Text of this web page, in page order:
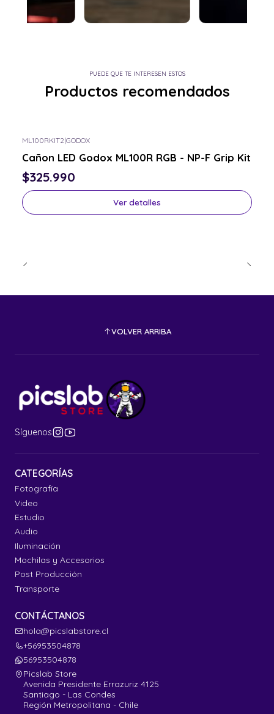
PUEDE QUE TE INTERESEN ESTOS
Productos recomendados
ML100RKIT2|GODOX
Cañon LED Godox ML100R RGB - NP-F Grip Kit
$325.990
Ver detalles
VOLVER ARRIBA
Síguenos
CATEGORÍAS
Fotografía
Video
Estudio
Audio
Iluminación
Mochilas y Accesorios
Post Producción
Transporte
CONTÁCTANOS
hola@picslabstore.cl
+56953504878
56953504878
Picslab Store
Avenida Presidente Errazuriz 4125
Santiago - Las Condes
Región Metropolitana - Chile